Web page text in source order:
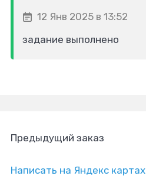
12 Янв 2025 в 13:52
задание выполнено
Предыдущий заказ
Написать на Яндекс картах